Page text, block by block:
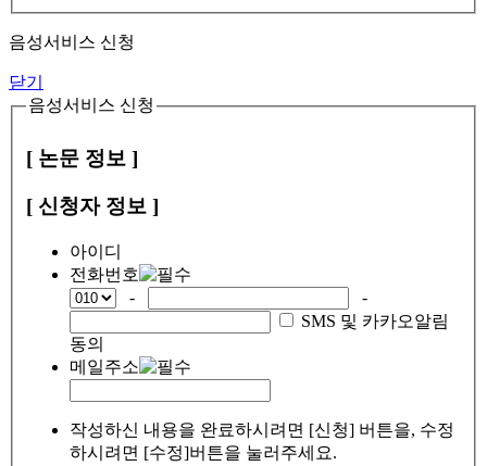
음성서비스 신청
닫기
음성서비스 신청
[ 논문 정보 ]
[ 신청자 정보 ]
아이디
전화번호
-
-
SMS 및 카카오알림
동의
메일주소
작성하신 내용을 완료하시려면 [신청] 버튼을, 수정
하시려면 [수정]버튼을 눌러주세요.